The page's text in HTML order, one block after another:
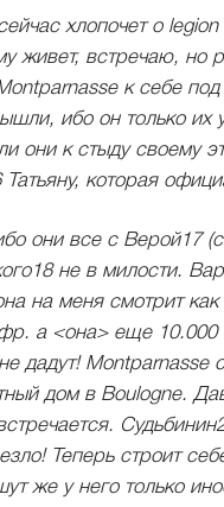
хлопочет о
живет, встречаю, но
к себе
ибо он только их
они к стыду своему
которая
они все с Верой17
не в милости.
на меня смотрит
а <она> еще 10.000
дадут!
дом в Boulogne.
Теперь строит
же у него только